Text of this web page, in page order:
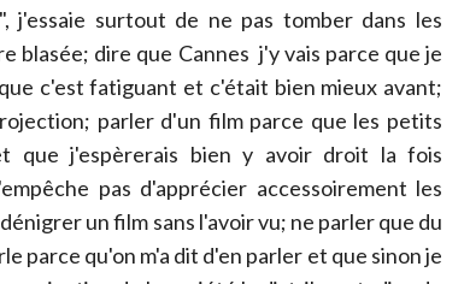
j'essaie surtout de ne pas tomber dans les
blasée; dire que Cannes j'y vais parce que je
c'est fatiguant et c'était bien mieux avant;
parler d'un film parce que les petits
que j'espèrerais bien y avoir droit la fois
pas d'apprécier accessoirement les
un film sans l'avoir vu; ne parler que du
parce qu'on m'a dit d'en parler et que sinon je